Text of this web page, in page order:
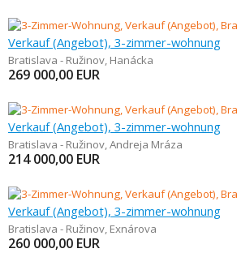
Verkauf (Angebot), 3-zimmer-wohnung
Bratislava - Ružinov, Hanácka
269 000,00 EUR
Verkauf (Angebot), 3-zimmer-wohnung
Bratislava - Ružinov,Andreja Mráza
214 000,00 EUR
Verkauf (Angebot), 3-zimmer-wohnung
Bratislava - Ružinov, Exnárova
260 000,00 EUR